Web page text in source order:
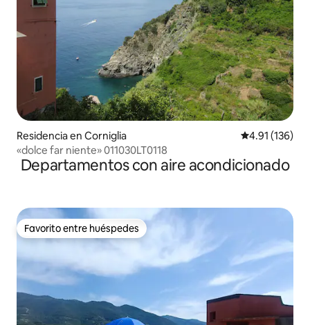
Residencia en Corniglia Calificación
4.91 (136)
«dolce far niente» 011030LT0118
Departamentos con aire acondicionado
Favorito entre huéspedes
Favorito entre huéspedes